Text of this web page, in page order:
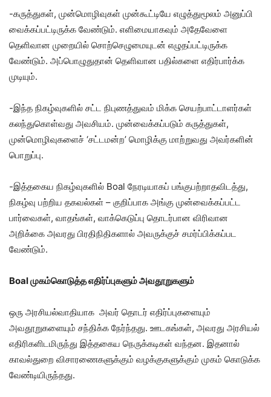
-கருத்துகள், முன்மொழிவுகள் முன்கூட்டியே எழுத்துமூலம் அனுப்பி
வைக்கப்பட்டிருக்க வேண்டும். எளிமையாகவும் அதேவேளை
தெளிவான முறையில் சொற்செழுமையுடன் எழுதப்பட்டிருக்க
வேண்டும். அப்பொழுதுதான் தெளிவான பதில்களை எதிர்பார்க்க
முடியும்.
-இந்த நிகழ்வுகளில் சட்ட நிபுணத்துவம் மிக்க செயற்பாட்டாளர்கள்
கலந்துகொள்வது அவசியம். முன்வைக்கப்படும் கருத்துகள்,
முன்மொழிவுகளைச் ‘சட்டமன்ற’ மொழிக்கு மாற்றுவது அவர்களின்
பொறுப்பு.
-இத்தகைய நிகழ்வுகளில் Boal நேரடியாகப் பங்குபற்றாதவிடத்து,
நிகழ்வு பற்றிய தகவல்கள் – குறிப்பாக அங்கு முன்வைக்கப்பட்ட
பார்வைகள், வாதங்கள், வாக்கெடுப்பு தொடர்பான விரிவான
அறிக்கை அவரது பிரதிநிதிகளால் அவருக்குச் சமர்ப்பிக்கப்பட
வேண்டும்.
Boal முகம்கொடுத்த எதிர்ப்புகளும் அவதூறுகளும்
ஒரு அரசியல்வாதியாக அவர் தொடர் எதிர்ப்புகளையும்
அவதூறுகளையும் சந்திக்க நேர்ந்தது. ஊடகங்கள், அவரது அரசியல்
எதிரிகளிடமிருந்து இத்தகைய நெருக்கடிகள் வந்தன. இதனால்
காவல்துறை விசாரணைகளுக்கும் வழக்குகளுக்கும் முகம் கொடுக்க
வேண்டியிருந்தது.